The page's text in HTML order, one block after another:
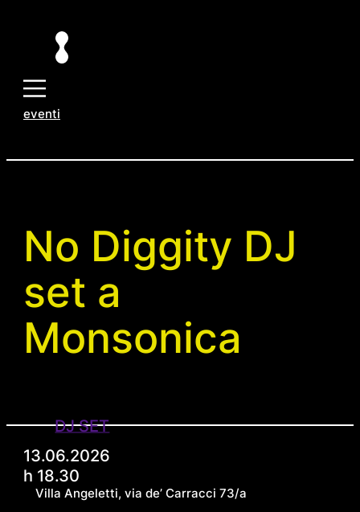
contenuto
DJ SET
13.06.2026
h 18.30
Villa Angeletti, via de’ Carracci 73/a
eventi
No Diggity DJ
set a
Monsonica